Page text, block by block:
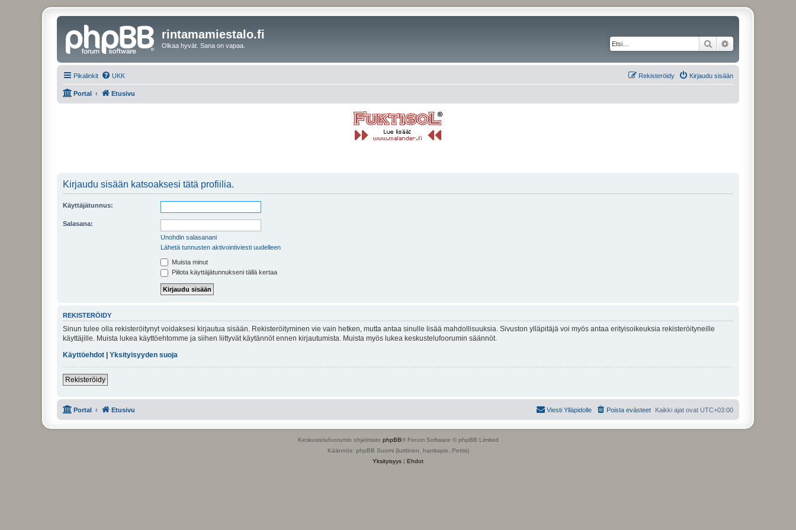
rintamamiestalo.fi
Olkaa hyvät. Sana on vapaa. Etsi
Pikalinkit UKK Kirjaudu sisään
Rekisteröidy
Portal Etusivu
Kirjaudu sisään katsoaksesi tätä profiilia.
Käyttäjätunnus:
Salasana:
Unohdin salasanani
Lähetä tunnusten aktivointiviesti uudelleen
Muista minut
Piilota käyttäjätunnukseni tällä kertaa
REKISTERÖIDY
Sinun tulee olla rekisteröitynyt voidaksesi kirjautua sisään. Rekisteröityminen vie vain hetken, mutta antaa sinulle lisää mahdollisuuksia. Sivuston ylläpitäjä voi myös antaa erityisoikeuksia rekisteröityneille
käyttäjille. Muista lukea käyttöehtomme ja siihen liittyvät käytännöt ennen kirjautumista. Muista myös lukea keskustelufoorumin säännöt.
Käyttöehdot
Yksityisyyden suoja
Rekisteröidy
Portal Etusivu Kaikki ajat ovat UTC+03:00
Poista evästeet
Viesti Ylläpidolle
Keskustelufoorumin ohjelmisto phpBB® Forum Software © phpBB Limited
Käännös: phpBB Suomi (lurttinen, harritapio, Pettis)
Yksityisyys | Ehdot